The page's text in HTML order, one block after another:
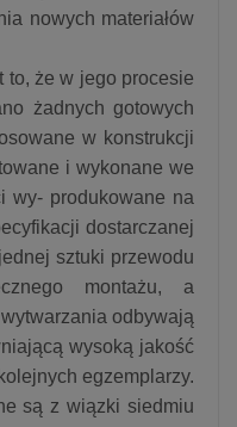
nowych materiałów
to, że w jego procesie
żadnych gotowych
w konstrukcji
i wykonane we
wy- produkowane na
dostarczanej
sztuki przewodu
montażu, a
odbywają
wysoką jakość
egzemplarzy.
są z wiązki siedmiu